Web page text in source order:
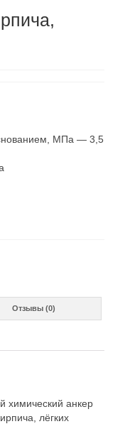
МПа — 3,5
Отзывы (0)
химический анкер
лёгких